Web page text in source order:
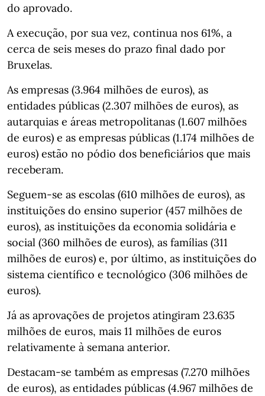
do aprovado.
A execução, por sua vez, continua nos 61%, a
cerca de seis meses do prazo final dado por
Bruxelas.
As empresas (3.964 milhões de euros), as
entidades públicas (2.307 milhões de euros), as
autarquias e áreas metropolitanas (1.607 milhões
de euros) e as empresas públicas (1.174 milhões de
euros) estão no pódio dos beneficiários que mais
receberam.
Seguem-se as escolas (610 milhões de euros), as
instituições do ensino superior (457 milhões de
euros), as instituições da economia solidária e
social (360 milhões de euros), as famílias (311
milhões de euros) e, por último, as instituições do
sistema científico e tecnológico (306 milhões de
euros).
Já as aprovações de projetos atingiram 23.635
milhões de euros, mais 11 milhões de euros
relativamente à semana anterior.
Destacam-se também as empresas (7.270 milhões
de euros), as entidades públicas (4.967 milhões de